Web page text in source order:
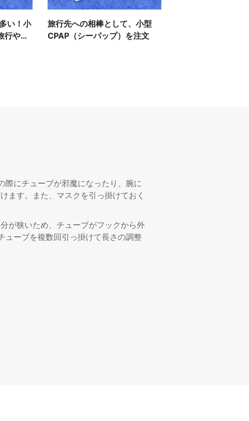
い！小
行や出
旅行先への相棒として、小型
CPAP（シーパップ）を注文
際にチューブが邪魔になったり、腕に
ます。また、マスクを引っ掛けておく
が狭いため、チューブがフックから外
ューブを複数回引っ掛けて長さの調整